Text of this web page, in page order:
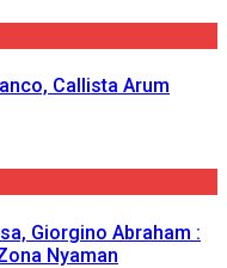
Callista Arum
Giorgino Abraham :
Nyaman